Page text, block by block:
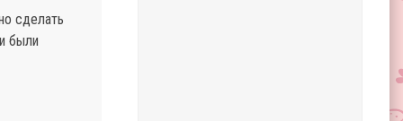
сделать
были